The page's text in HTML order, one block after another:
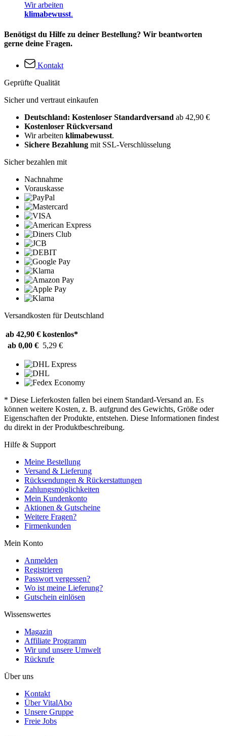
Wir arbeiten
klimabewusst.
Benötigst du Hilfe zu deiner Bestellung? Wir beantworten
gerne deine Fragen.
Kontakt
Geprüfte Qualität
Sicher und vertraut einkaufen
Deutschland: Kostenloser Standardversand ab 42,90 €
Kostenloser Rückversand
Wir arbeiten klimabewusst.
Sichere Bezahlung mit SSL-Verschlüsselung
Sicher bezahlen mit
Nachnahme
Vorauskasse
Versandkosten für Deutschland
ab 42,90 € kostenlos*
ab 0,00 € 5,29 €
* Diese Lieferkosten fallen bei einem Standard-Versand an. Es
können weitere Kosten, z. B. aufgrund des Gewichts, Größe oder
Eigenschaften der Produkte, entstehen. Diese Informationen findest
du direkt in der Produktbeschreibung.
Hilfe & Support
Meine Bestellung
Versand & Lieferung
Rücksendungen & Rückerstattungen
Zahlungsmöglichkeiten
Mein Kundenkonto
Aktionen & Gutscheine
Weitere Fragen?
Firmenkunden
Mein Konto
Anmelden
Registrieren
Passwort vergessen?
Wo ist meine Lieferung?
Gutschein einlösen
Wissenswertes
Magazin
Affiliate Programm
Wir und unsere Umwelt
Rückrufe
Über uns
Kontakt
Über VitalAbo
Unsere Gruppe
Freie Jobs